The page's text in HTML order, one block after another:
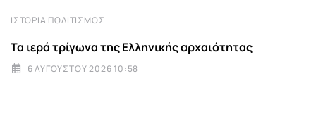
ΙΣΤΟΡΊΑ ΠΟΛΙΤΙΣΜΌΣ
Τα ιερά τρίγωνα της Ελληνικής αρχαιότητας
6 ΑΥΓΟΎΣΤΟΥ 2026 10:58